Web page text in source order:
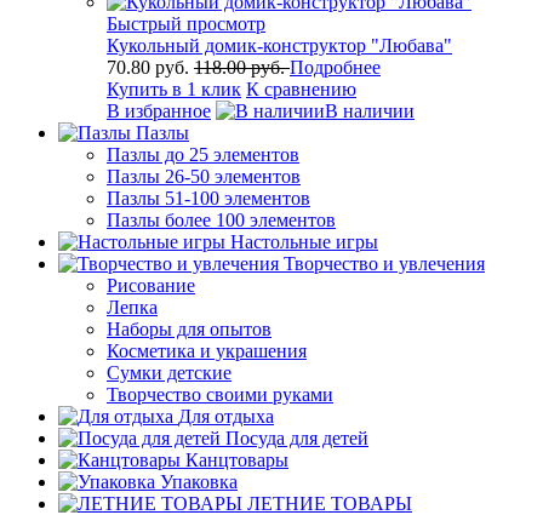
Быстрый просмотр
Кукольный домик-конструктор "Любава"
70.80 руб. 118.00 руб.Подробнее
Купить в 1 клик К сравнению
В избранное
В наличии
Пазлы
Пазлы до 25 элементов
Пазлы 26-50 элементов
Пазлы 51-100 элементов
Пазлы более 100 элементов
Настольные игры
Творчество и увлечения
Рисование
Лепка
Наборы для опытов
Косметика и украшения
Сумки детские
Творчество своими руками
Для отдыха
Посуда для детей
Канцтовары
Упаковка
ЛЕТНИЕ ТОВАРЫ